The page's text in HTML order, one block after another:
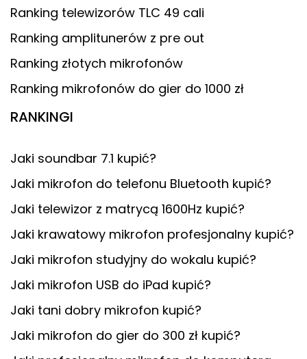
Ranking telewizorów TLC 49 cali
Ranking amplitunerów z pre out
Ranking złotych mikrofonów
Ranking mikrofonów do gier do 1000 zł
RANKINGI
Jaki soundbar 7.1 kupić?
Jaki mikrofon do telefonu Bluetooth kupić?
Jaki telewizor z matrycą 1600Hz kupić?
Jaki krawatowy mikrofon profesjonalny kupić?
Jaki mikrofon studyjny do wokalu kupić?
Jaki mikrofon USB do iPad kupić?
Jaki tani dobry mikrofon kupić?
Jaki mikrofon do gier do 300 zł kupić?